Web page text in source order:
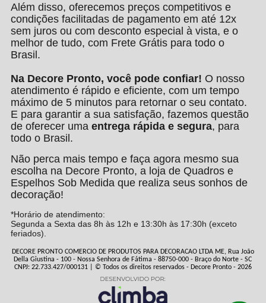
Além disso, oferecemos preços competitivos e
condições facilitadas de pagamento em até 12x
sem juros ou com desconto especial à vista, e o
melhor de tudo, com Frete Grátis para todo o
Brasil.
Na Decore Pronto, você pode confiar! O nosso
atendimento é rápido e eficiente, com um tempo
máximo de 5 minutos para retornar o seu contato.
E para garantir a sua satisfação, fazemos questão
de oferecer uma entrega rápida e segura, para
todo o Brasil.
Não perca mais tempo e faça agora mesmo sua
escolha na Decore Pronto, a loja de Quadros e
Espelhos Sob Medida que realiza seus sonhos de
decoração!
*Horário de atendimento:
Segunda a Sexta das 8h às 12h e 13:30h às 17:30h (exceto
feriados).
DECORE PRONTO COMERCIO DE PRODUTOS PARA DECORACAO LTDA ME, Rua João
Della Giustina - 100 - Nossa Senhora de Fátima - 88750-000 - Braço do Norte - SC
CNPJ: 22.733.427/000131 | © Todos os direitos reservados - Decore Pronto - 2026